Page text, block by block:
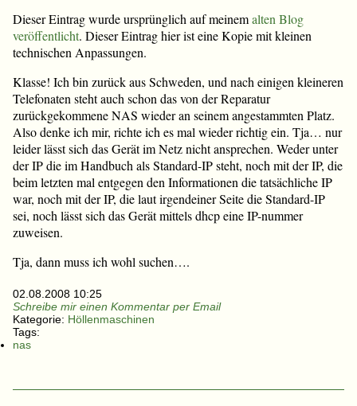
Dieser Eintrag wurde ursprünglich auf meinemalten Blog
veröffentlicht. Dieser Eintrag hier ist eine Kopie mit kleinen
technischen Anpassungen.
Klasse! Ich bin zurück aus Schweden, und nach einigen kleineren
Telefonaten steht auch schon das von der Reparatur
zurückgekommene NAS wieder an seinem angestammten Platz.
Also denke ich mir, richte ich es mal wieder richtig ein. Tja… nur
leider lässt sich das Gerät im Netz nicht ansprechen. Weder unter
der IP die im Handbuch als Standard-IP steht, noch mit der IP, die
beim letzten mal entgegen den Informationen die tatsächliche IP
war, noch mit der IP, die laut irgendeiner Seite die Standard-IP
sei, noch lässt sich das Gerät mittels dhcp eine IP-nummer
zuweisen.
Tja, dann muss ich wohl suchen….
02.08.2008 10:25
Schreibe mir einen Kommentar per Email
Kategorie: Höllenmaschinen
Tags:
nas